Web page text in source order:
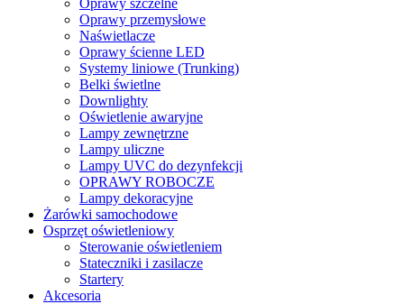
Oprawy przemysłowe
Naświetlacze
Oprawy ścienne LED
Systemy liniowe (Trunking)
Belki świetlne
Downlighty
Oświetlenie awaryjne
Lampy zewnętrzne
Lampy uliczne
Lampy UVC do dezynfekcji
OPRAWY ROBOCZE
Lampy dekoracyjne
Żarówki samochodowe
Osprzęt oświetleniowy
Sterowanie oświetleniem
Stateczniki i zasilacze
Startery
Akcesoria